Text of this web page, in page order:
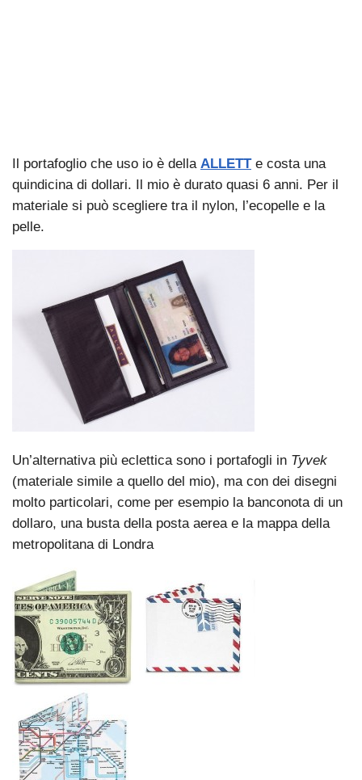
Il portafoglio che uso io è della ALLETTe costa una
quindicina di dollari. Il mio è durato quasi 6 anni. Per il
materiale si può scegliere tra il nylon, l’ecopelle e la
pelle.
Un’alternativa più eclettica sono i portafogli in Tyvek
(materiale simile a quello del mio), ma con dei disegni
molto particolari, come per esempio la banconota di un
dollaro, una busta della posta aerea e la mappa della
metropolitana di Londra